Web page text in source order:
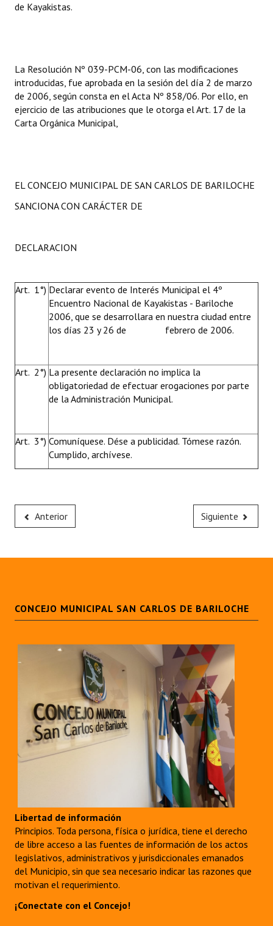
Ciudadano Ilustre - Registro
Banca del Vecino - Registro
Huéspedes de Honor - Registro
Bariloche, Municipio intercultural
REFORMA DE LA CARTA ORGÁNICA
de Kayakistas.
La Resolución Nº 039-PCM-06, con las modificaciones
introducidas, fue aprobada en la sesión del día 2 de marzo
de 2006, según consta en el Acta Nº 858/06. Por ello, en
ejercicio de las atribuciones que le otorga el Art. 17 de la
Carta Orgánica Municipal,
EL CONCEJO MUNICIPAL DE SAN CARLOS DE BARILOCHE
SANCIONA CON CARÁCTER DE
DECLARACION
Art. 1°) Declarar evento de Interés Municipal el 4º
Encuentro Nacional de Kayakistas - Bariloche
2006, que se desarrollara en nuestra ciudad entre
los días 23 y 26 de febrero de 2006.
Art. 2°) La presente declaración no implica la
obligatoriedad de efectuar erogaciones por parte
de la Administración Municipal.
Art. 3°) Comuníquese. Dése a publicidad. Tómese razón.
Cumplido, archívese.
Anterior Siguiente
CONCEJO MUNICIPAL SAN CARLOS DE BARILOCHE
Libertad de información
Principios. Toda persona, física o jurídica, tiene el derecho
de libre acceso a las fuentes de información de los actos
legislativos, administrativos y jurisdiccionales emanados
del Municipio, sin que sea necesario indicar las razones que
motivan el requerimiento.
¡Conectate con el Concejo!